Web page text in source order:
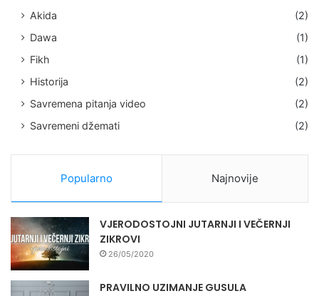
Akida
(2)
Dawa
(1)
Fikh
(1)
Historija
(2)
Savremena pitanja video
(2)
Savremeni džemati
(2)
Popularno Najnovije
VJERODOSTOJNI JUTARNJI I VEČERNJI
ZIKROVI
26/05/2020
PRAVILNO UZIMANJE GUSULA